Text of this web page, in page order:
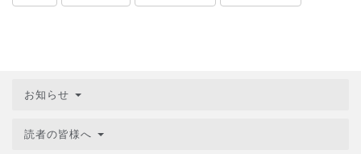
お知らせ
読者の皆様へ